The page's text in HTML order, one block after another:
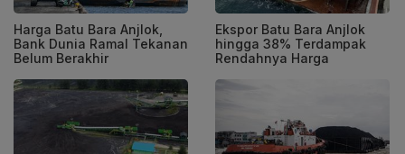
Harga Batu Bara Anjlok,
Bank Dunia Ramal Tekanan
Belum Berakhir
Ekspor Batu Bara Anjlok
hingga 38% Terdampak
Rendahnya Harga